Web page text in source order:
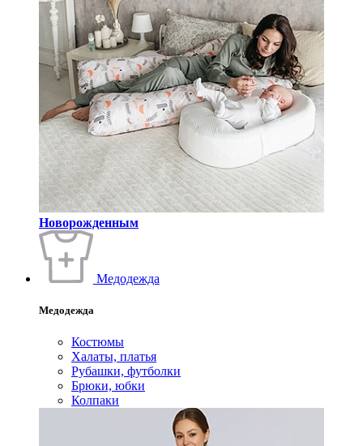
Новорожденным
Медодежда
Медодежда
Костюмы
Халаты, платья
Рубашки, футболки
Брюки, юбки
Колпаки